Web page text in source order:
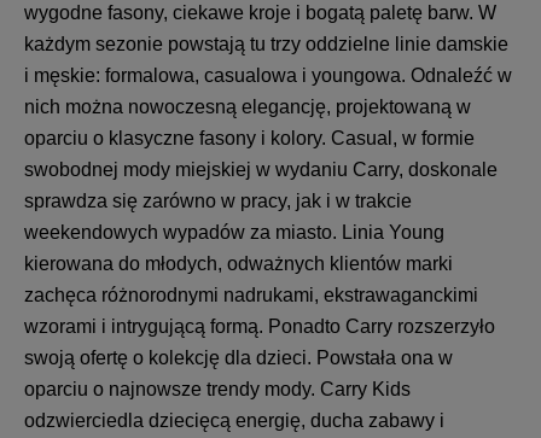
wygodne fasony, ciekawe kroje i bogatą paletę barw. W
każdym sezonie powstają tu trzy oddzielne linie damskie
i męskie: formalowa, casualowa i youngowa. Odnaleźć w
nich można nowoczesną elegancję, projektowaną w
oparciu o klasyczne fasony i kolory. Casual, w formie
swobodnej mody miejskiej w wydaniu Carry, doskonale
sprawdza się zarówno w pracy, jak i w trakcie
weekendowych wypadów za miasto. Linia Young
kierowana do młodych, odważnych klientów marki
zachęca różnorodnymi nadrukami, ekstrawaganckimi
wzorami i intrygującą formą. Ponadto Carry rozszerzyło
swoją ofertę o kolekcję dla dzieci. Powstała ona w
oparciu o najnowsze trendy mody. Carry Kids
odzwierciedla dziecięcą energię, ducha zabawy i